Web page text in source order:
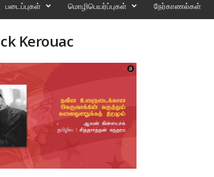
படைப்புகள் மொழிபெயர்ப்புகள் நேர்காணல்கள்
Kerouac